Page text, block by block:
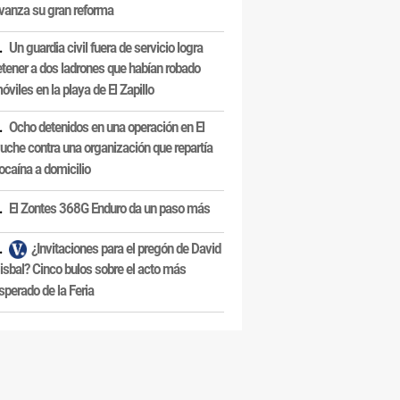
su gran reforma
Un guardia civil fuera de servicio logra
a dos ladrones que habían robado
en la playa de El Zapillo
Ocho detenidos en una operación en El
contra una organización que repartía
a domicilio
El Zontes 368G Enduro da un paso más
¿Invitaciones para el pregón de David
Cinco bulos sobre el acto más
de la Feria